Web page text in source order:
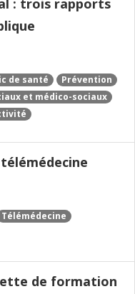
: trois rapports
de santé
Prévention
et médico-sociaux
Télémédecine
de formation